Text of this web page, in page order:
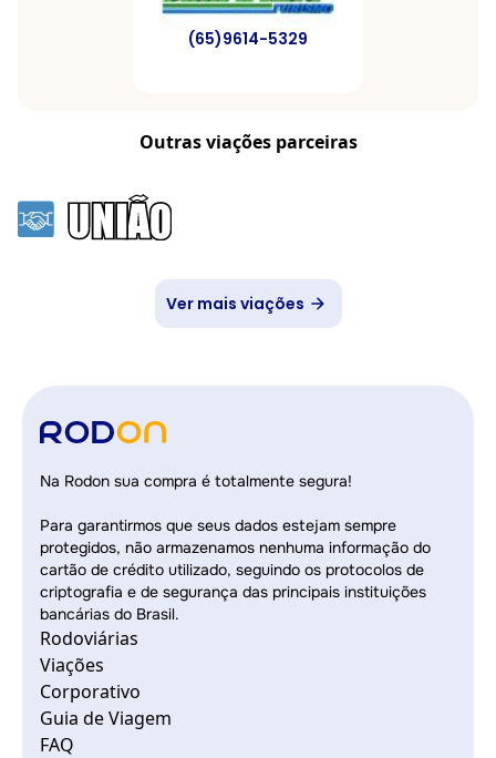
(65)9614-5329
Outras viações parceiras
Ver mais viações
Na Rodon sua compra é totalmente segura!
Para garantirmos que seus dados estejam sempre
protegidos, não armazenamos nenhuma informação do
cartão de crédito utilizado, seguindo os protocolos de
criptografia e de segurança das principais instituições
bancárias do Brasil.
Rodoviárias
Viações
Corporativo
Guia de Viagem
FAQ